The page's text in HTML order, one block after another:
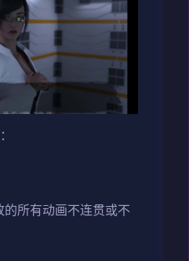
所有动画不连贯或不